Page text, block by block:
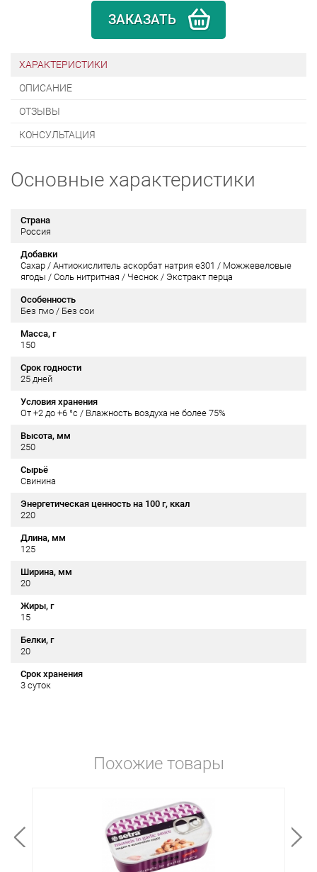
ЗАКАЗАТЬ
ХАРАКТЕРИСТИКИ
ОПИСАНИЕ
ОТЗЫВЫ
КОНСУЛЬТАЦИЯ
Основные характеристики
Страна
Россия
Добавки
Сахар / Антиокислитель аскорбат натрия е301 / Можжевеловые
ягоды / Соль нитритная / Чеснок / Экстракт перца
Особенность
Без гмо / Без сои
Масса, г
150
Срок годности
25 дней
Условия хранения
От +2 до +6 °c / Влажность воздуха не более 75%
Высота, мм
250
Сырьё
Свинина
Энергетическая ценность на 100 г, ккал
220
Длина, мм
125
Ширина, мм
20
Жиры, г
15
Белки, г
20
Срок хранения
3 суток
Похожие товары